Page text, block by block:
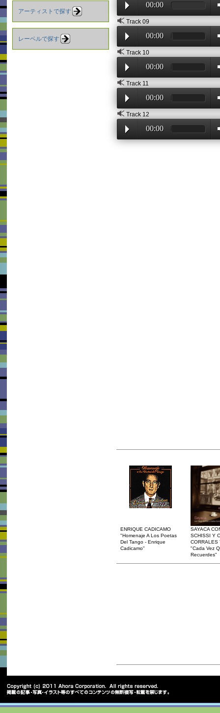
アーティストで探す
レーベルで探す
00:00
Track 09
00:00
Track 10
00:00
Track 11
00:00
Track 12
00:00
ENRIQUE CADICAMO
"Homenaje A Los Poetas
Del Tango - Enrique
Cadicamo"
SAYACA
SCHISSI Y
CORRALES
"Cada Vez
Recuerdes"